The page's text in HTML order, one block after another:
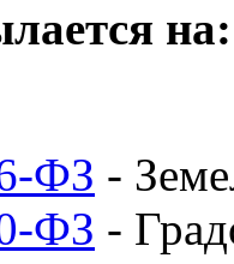
на:
ФЗ -
ФЗ -